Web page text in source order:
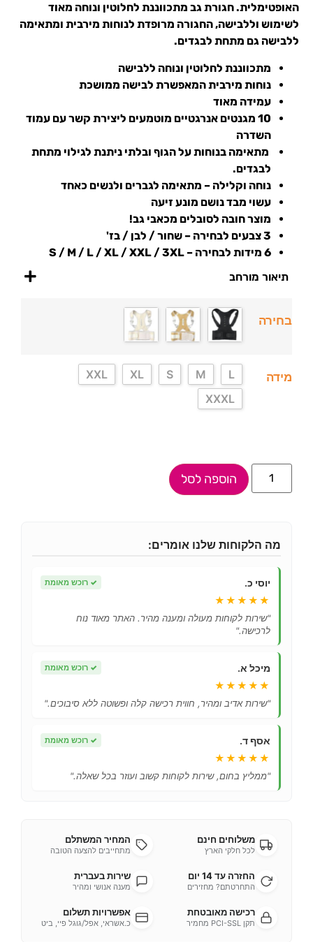
האופטימלית. חגורת גב מתכווננת לחלוטין ונוחה מאוד
לשימוש וללבישה, החגורה מרופדת לנוחות מירבית ומתאימה
ללבישה גם מתחת לבגדים.
מתכווננת לחלוטין ונוחה ללבישה
נוחות מירבית המאפשרת לבישה ממושכת
עמידה מאוד
10 מגנטים אנרגטיים מוטמעים ליצירת קשר עם עמוד
השדרה
מתאימה בנוחות על הגוף ובלתי ניתנת לגילוי מתחת
לבגדים.
נוחה וקלילה – מתאימה לגברים ולנשים כאחד
עשוי מבד נושם מונע זיעה
מוצר חובה לסובלים מכאבי גב!
3 צבעים לבחירה – שחור / לבן / בז'
6 מידות לבחירה – S / M / L / XL / XXL / 3XL
תיאור מורחב
בחירה
מידה L
M
S
XL
XXL
XXXL
הוספה לסל
מה הלקוחות שלנו אומרים:
יוסי כ. ✓ רוכש מאומת
★★★★★
"שירות לקוחות מעולה ומענה מהיר. האתר מאוד נוח
לרכישה."
מיכל א. ✓ רוכש מאומת
★★★★★
"שירות אדיב ומהיר, חווית רכישה קלה ופשוטה ללא סיבוכים."
אסף ד. ✓ רוכש מאומת
★★★★★
"ממליץ בחום, שירות לקוחות קשוב ועוזר בכל שאלה."
משלוחים חינם
לכל חלקי הארץ
המחיר המשתלם
מתחייבים להצעה הטובה
החזרה עד 14 יום
התחרטתם? מחזירים
שירות בעברית
מענה אנושי ומהיר
רכישה מאובטחת
תקן PCI-SSL מחמיר
אפשרויות תשלום
כ.אשראי, אפל/גוגל פיי, ביט